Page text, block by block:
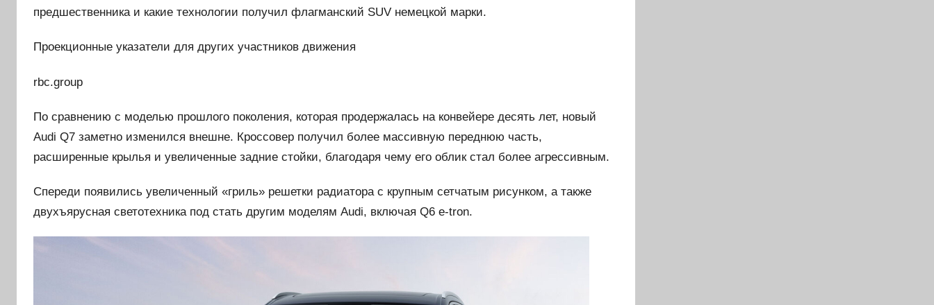
предшественника и какие технологии получил флагманский SUV немецкой марки.
Проекционные указатели для других участников движения
rbc.group
По сравнению с моделью прошлого поколения, которая продержалась на конвейере десять лет, новый
Audi Q7 заметно изменился внешне. Кроссовер получил более массивную переднюю часть,
расширенные крылья и увеличенные задние стойки, благодаря чему его облик стал более агрессивным.
Спереди появились увеличенный «гриль» решетки радиатора с крупным сетчатым рисунком, а также
двухъярусная светотехника под стать другим моделям Audi, включая Q6 e-tron.